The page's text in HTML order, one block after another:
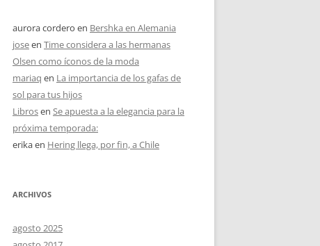
aurora cordero en Bershka en Alemania
joseen Time considera a las hermanas
Olsen como íconos de la moda
mariaq en La importancia de los gafas de
sol para tus hijos
Librosen Se apuesta a la elegancia para la
próxima temporada:
erikaen Hering llega, por fin, a Chile
ARCHIVOS
agosto 2025